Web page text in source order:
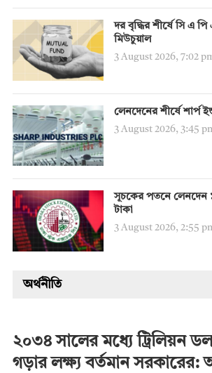
দর বৃদ্ধির শীর্ষে সি এ
মিউচুয়াল
3 August 2026, 7:02
লেনদেনের শীর্ষে শার্প
3 August 2026, 3:45
সূচকের পতনে লেনদেন
টাকা
3 August 2026, 2:55
অর্থনীতি
২০৩৪ সালের মধ্যে ট্রিলিয়ন
গড়ার লক্ষ্য বর্তমান সরকারের: